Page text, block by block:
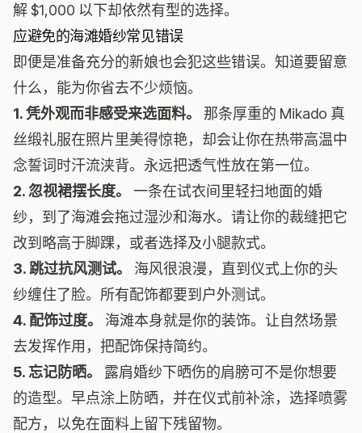
解 $1,000 以下却依然有型的选择。
应避免的海滩婚纱常见错误
即便是准备充分的新娘也会犯这些错误。知道要留意
什么，能为你省去不少烦恼。
1. 凭外观而非感受来选面料。
那条厚重的 Mikado 真
丝缎礼服在照片里美得惊艳，却会让你在热带高温中
念誓词时汗流浃背。永远把透气性放在第一位。
2. 忽视裙摆长度。
一条在试衣间里轻扫地面的婚
纱，到了海滩会拖过湿沙和海水。请让你的裁缝把它
改到略高于脚踝，或者选择及小腿款式。
3. 跳过抗风测试。
海风很浪漫，直到仪式上你的头
纱缠住了脸。所有配饰都要到户外测试。
4. 配饰过度。
海滩本身就是你的装饰。让自然场景
去发挥作用，把配饰保持简约。
5. 忘记防晒。
露肩婚纱下晒伤的肩膀可不是你想要
的造型。早点涂上防晒，并在仪式前补涂，选择喷雾
配方，以免在面料上留下残留物。